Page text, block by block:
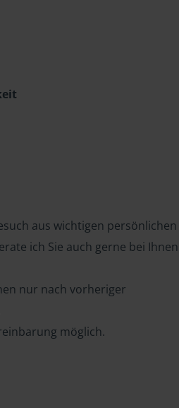
aus wichtigen persönlichen
ich Sie auch gerne bei Ihnen
nur nach vorheriger
möglich.